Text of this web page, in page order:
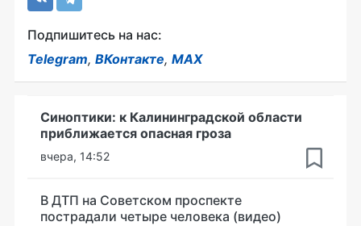
Подпишитесь на нас:
Telegram, ВКонтакте, MAX
Синоптики: к Калининградской области
приближается опасная гроза
вчера, 14:52
В ДТП на Советском проспекте
пострадали четыре человека (видео)